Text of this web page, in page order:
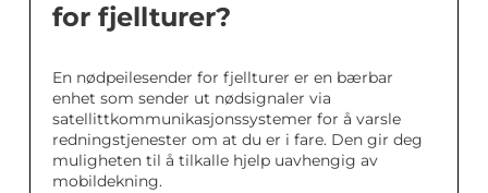
for fjellturer?
En nødpeilesender for fjellturer er en bærbar
enhet som sender ut nødsignaler via
satellittkommunikasjonssystemer for å varsle
redningstjenester om at du er i fare. Den gir deg
muligheten til å tilkalle hjelp uavhengig av
mobildekning.